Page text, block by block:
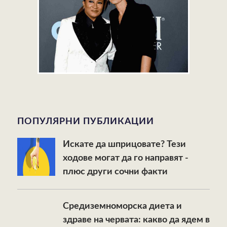
ПОПУЛЯРНИ ПУБЛИКАЦИИ
Искате да шприцовате? Тези
ходове могат да го направят -
плюс други сочни факти
Средиземноморска диета и
здраве на червата: какво да ядем в